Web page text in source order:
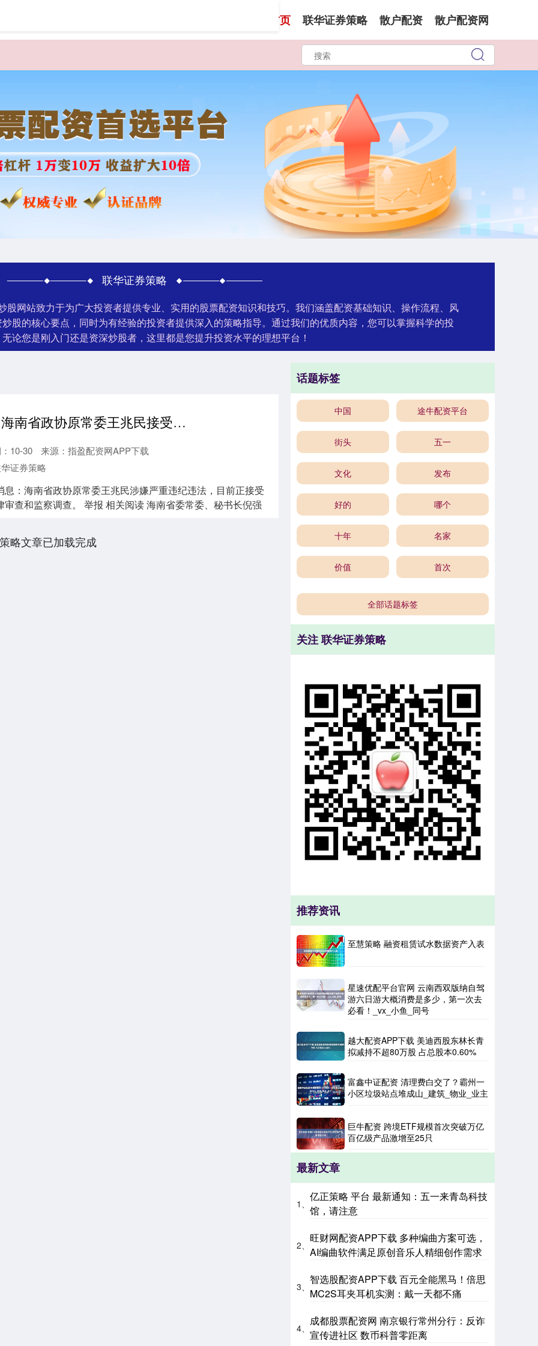
首页 联华证券策略 散户配资 散户配资网
联华证券策略
股网站致力于为广大投资者提供专业、实用的股票配资知识和技巧。我们涵盖配资基础知识、操作流程、风
股的核心要点，同时为有经验的投资者提供深入的策略指导。通过我们的优质内容，您可以掌握科学的投
论您是刚入门还是资深炒股者，这里都是您提升投资水平的理想平台！
私募配资平台 海南省政协原常委王兆民接受审查调查
10-30
来源：指盈配资网APP下载
证券策略
息：海南省政协原常委王兆民涉嫌严重违纪违法，目前正接受
审查和监察调查。 举报 相关阅读 海南省委常委、秘书长倪强
略文章已加载完成
话题标签
中国 途牛配资平台
街头 五一
文化 发布
好的 哪个
十年 名家
价值 首次
全部话题标签
关注 联华证券策略
推荐资讯
至慧策略 融资租赁试水数据资产入表
星速优配平台官网 云南西双版纳自驾
游六日游大概消费是多少，第一次去
必看！_vx_小鱼_同号
越大配资APP下载 美迪西股东林长青
拟减持不超80万股 占总股本0.60%
富鑫中证配资 清理费白交了？霸州一
小区垃圾站点堆成山_建筑_物业_业主
巨牛配资 跨境ETF规模首次突破万亿
百亿级产品激增至25只
最新文章
1、
亿正策略 平台 最新通知：五一来青岛科技
馆，请注意
2、
旺财网配资APP下载 多种编曲方案可选，
AI编曲软件满足原创音乐人精细创作需求
3、
智选股配资APP下载 百元全能黑马！倍思
MC2S耳夹耳机实测：戴一天都不痛
4、
成都股票配资网 南京银行常州分行：反诈
宣传进社区 数币科普零距离